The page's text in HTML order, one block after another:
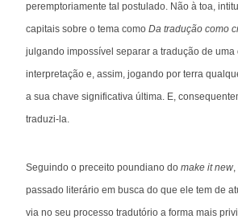
peremptoriamente tal postulado. Não à toa,
capitais sobre o tema como Da tradução como
julgando impossível separar a tradução de uma
interpretação e, assim, jogando por terra
a sua chave significativa última. E,
traduzi-la.
Seguindo o preceito poundiano do make it new
passado literário em busca do que ele tem de
via no seu processo tradutório a forma mais